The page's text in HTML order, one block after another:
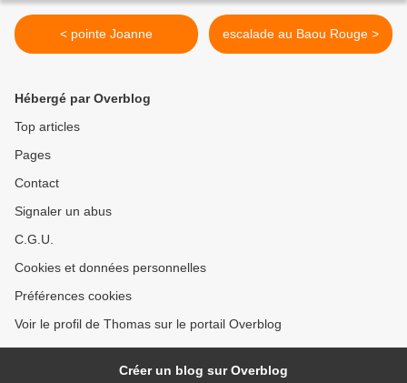
< pointe Joanne escalade au Baou Rouge >
Hébergé par Overblog
Top articles
Pages
Contact
Signaler un abus
C.G.U.
Cookies et données personnelles
Préférences cookies
Voir le profil de Thomas sur le portail Overblog
Créer un blog sur Overblog